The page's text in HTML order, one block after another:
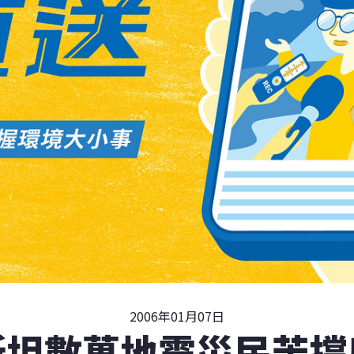
2006年01月07日